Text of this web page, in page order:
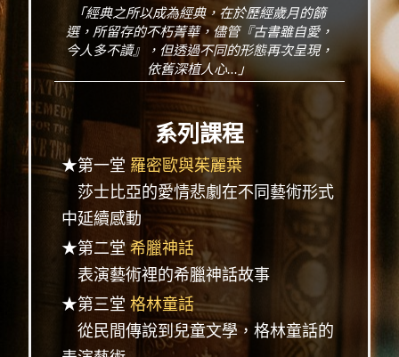
「經典之所以成為經典，在於歷經歲月的篩
選，所留存的不朽菁華，儘管『古書雖自愛，
今人多不讀』，但透過不同的形態再次呈現，
依舊深植人心...」
系列課程
★第一堂 羅密歐與茱麗葉
莎士比亞的愛情悲劇在不同藝術形式
中延續感動
★第二堂 希臘神話
表演藝術裡的希臘神話故事
★第三堂 格林童話
從民間傳說到兒童文學，格林童話的